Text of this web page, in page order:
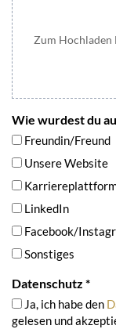
Zum Hochladen
Wie wurdest du
Freundin/Freund
Unsere Website
LinkedIn
Facebook/
Sonstiges
Datenschutz *
Ja, ich habe den
gelesen und